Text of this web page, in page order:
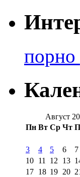
порно
Август
Пн Вт Ср Чт
3
4 5 6 7
10 11 12 13
17 18 19 20